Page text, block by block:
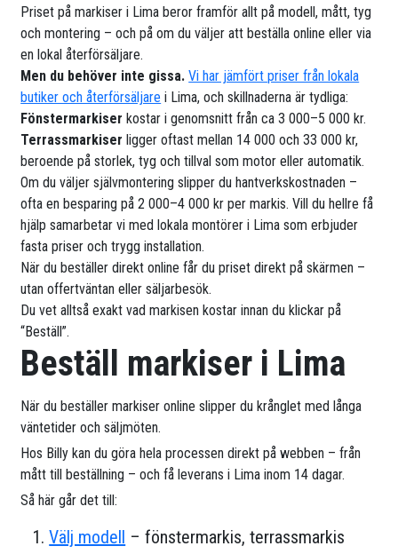
Priset på markiser i Lima beror framför allt på modell, mått, tyg
och montering – och på om du väljer att beställa online eller via
en lokal återförsäljare.
Men du behöver inte gissa.Vi har jämfört priser från lokala
butiker och återförsäljare i Lima, och skillnaderna är tydliga:
Fönstermarkiser kostar i genomsnitt från ca 3 000–5 000 kr.
Terrassmarkiser ligger oftast mellan 14 000 och 33 000 kr,
beroende på storlek, tyg och tillval som motor eller automatik.
Om du väljer självmontering slipper du hantverkskostnaden –
ofta en besparing på 2 000–4 000 kr per markis. Vill du hellre få
hjälp samarbetar vi med lokala montörer i Lima som erbjuder
fasta priser och trygg installation.
När du beställer direkt online får du priset direkt på skärmen –
utan offertväntan eller säljarbesök.
Du vet alltså exakt vad markisen kostar innan du klickar på
“Beställ”.
Beställ markiser i Lima
När du beställer markiser online slipper du krånglet med långa
väntetider och säljmöten.
Hos Billy kan du göra hela processen direkt på webben – från
mått till beställning – och få leverans i Lima inom 14 dagar.
Så här går det till:
Välj modell – fönstermarkis, terrassmarkis